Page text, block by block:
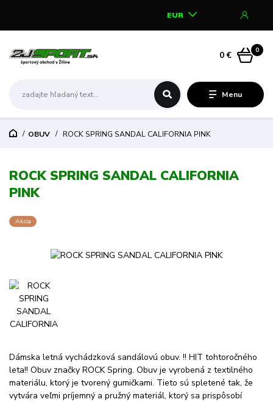
Menu
EUR
0
0 €
OBUV ROCK SPRING SANDAL CALIFORNIA PINK
ROCK SPRING SANDAL CALIFORNIA
PINK
Akcia
Dámska letná vychádzková sandálovú obuv. !! HIT tohtoročného
leta!! Obuv značky ROCK Spring. Obuv je vyrobená z textilného
materiálu, ktorý je tvorený gumičkami. Tieto sú spletené tak, že
vytvára veľmi príjemný a pružný materiál, ktorý sa prispôsobí